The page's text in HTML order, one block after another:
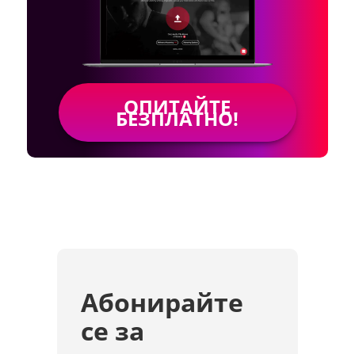
ОПИТАЙТЕ
БЕЗПЛАТНО!
Абонирайте
се за